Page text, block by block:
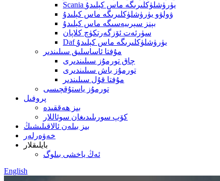
Scania يۈرۈشلۈكلىرىگە ماس كېلىدۇ
ۋولۋو يۈرۈشلۈكلىرىگە ماس كېلىدۇ
بېنز سېرىيەسىگە ماس كېلىدۇ
سۈرئەت ئۆزگەرتكۈچ كلاپان
Daf يۈرۈشلۈكلىرىگە ماس كېلىدۇ
مۇفتا ئاساسلىق سىلىندىر
چاق تورمۇز سىلىندىرى
تورمۇز باش سىلىندىرى
مۇفتا قۇل سىلىندىر
تورمۇز ياستۇقچىسى
پروفىل
بىز ھەققىدە
كۆپ سورىلىدىغان سوئاللار
بىز بىلەن ئالاقىلىشىڭ
خەۋەرلەر
بايلىقلار
ئەڭ ياخشى بىلوگ
English